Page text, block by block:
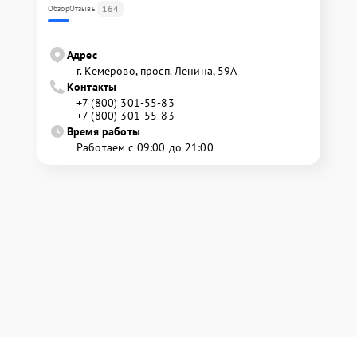
ОбзорОтзывы 164
Адрес
г. Кемерово, просп. Ленина, 59А
Контакты
+7 (800) 301-55-83
+7 (800) 301-55-83
Время работы
Работаем с 09:00 до 21:00